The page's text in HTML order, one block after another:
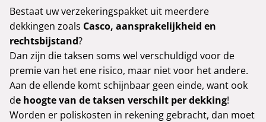
Bestaat uw verzekeringspakket uit meerdere
dekkingen zoals Casco, aansprakelijkheid en
rechtsbijstand?
Dan zijn die taksen soms wel verschuldigd voor de
premie van het ene risico, maar niet voor het andere.
Aan de ellende komt schijnbaar geen einde, want ook
de hoogte van de taksen verschilt per dekking!
Worden er poliskosten in rekening gebracht, dan moet